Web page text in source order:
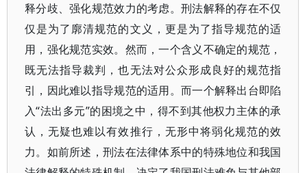
释分歧、强化规范效力的考虑。刑法解释的存在不仅
仅是为了廓清规范的文义，更是为了指导规范的适
用，强化规范实效。然而，一个含义不确定的规范，
既无法指导裁判，也无法对公众形成良好的规范指
引，因此难以指导规范的适用。而一个解释出台即陷
入“法出多元”的困境之中，得不到其他权力主体的承
认，无疑也难以有效推行，无形中将弱化规范的效
力。如前所述，刑法在法律体系中的特殊地位和我国